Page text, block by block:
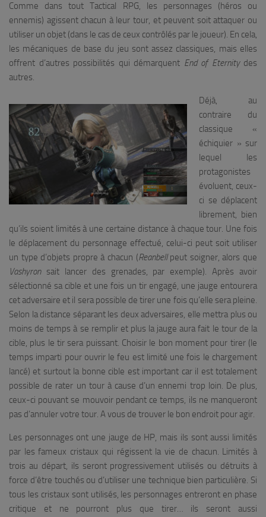
Comme dans tout Tactical RPG, les personnages (héros ou
ennemis) agissent chacun à leur tour, et peuvent soit attaquer ou
utiliser un objet (dans le cas de ceux contrôlés par le joueur). En cela,
les mécaniques de base du jeu sont assez classiques, mais elles
offrent d’autres possibilités qui démarquent End of Eternitydes
autres.
Déjà, au
contraire du
classique «
échiquier » sur
lequel les
protagonistes
évoluent, ceux-
ci se déplacent
librement, bien
qu’ils soient limités à une certaine distance à chaque tour. Une fois
le déplacement du personnage effectué, celui-ci peut soit utiliser
un type d’objets propre à chacun (Reanbellpeut soigner, alors que
Vashyronsait lancer des grenades, par exemple). Après avoir
sélectionné sa cible et une fois un tir engagé, une jauge entourera
cet adversaire et il sera possible de tirer une fois qu’elle sera pleine.
Selon la distance séparant les deux adversaires, elle mettra plus ou
moins de temps à se remplir et plus la jauge aura fait le tour de la
cible, plus le tir sera puissant. Choisir le bon moment pour tirer (le
temps imparti pour ouvrir le feu est limité une fois le chargement
lancé) et surtout la bonne cible est important car il est totalement
possible de rater un tour à cause d’un ennemi trop loin. De plus,
ceux-ci pouvant se mouvoir pendant ce temps, ils ne manqueront
pas d’annuler votre tour. A vous de trouver le bon endroit pour agir.
Les personnages ont une jauge de HP, mais ils sont aussi limités
par les fameux cristaux qui régissent la vie de chacun. Limités à
trois au départ, ils seront progressivement utilisés ou détruits à
force d’être touchés ou d’utiliser une technique bien particulière. Si
tous les cristaux sont utilisés, les personnages entreront en phase
critique et ne pourront plus que tirer… ils seront aussi